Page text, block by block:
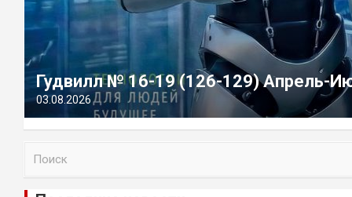
Гудвилл № 16-19 (126-129) Апрель-
03.08.2026
и